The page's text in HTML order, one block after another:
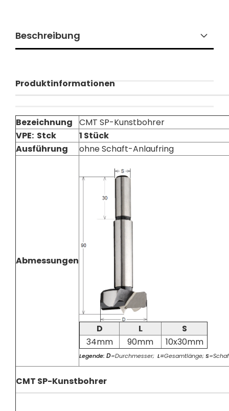
Beschreibung
Produktinformationen
Bezeichnung
CMT SP-Kunstbohrer
VPE: Stck
1 Stück
Ausführung
ohne Schaft-Anlaufring
Abmessungen
D L
S
34mm
90mm 10x30mm
Legende: D=Durchmesser; L=Gesamtlänge;S
CMT SP-Kunstbohrer